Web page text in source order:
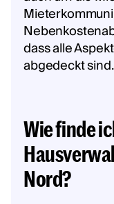
dass alle
abgedeckt sind.
Wie finde
Nord?